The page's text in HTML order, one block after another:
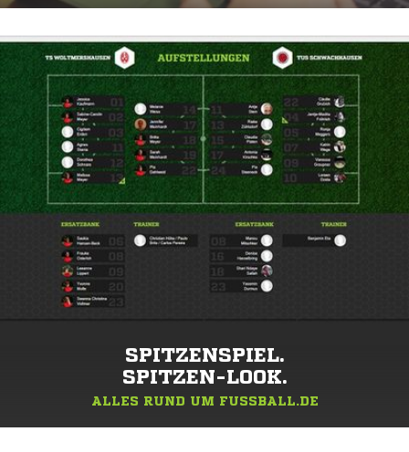
SPITZENSPIEL.
SPITZEN-LOOK.
ALLES RUND UM FUSSBALL.DE